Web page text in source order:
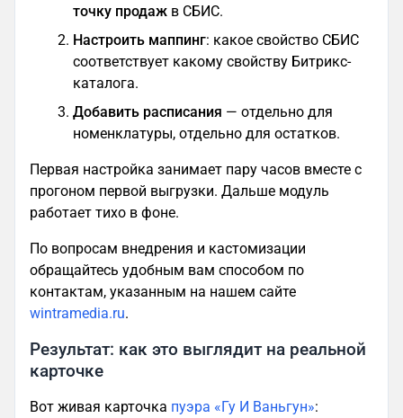
точку продаж в СБИС.
Настроить маппинг: какое свойство СБИС
соответствует какому свойству Битрикс-
каталога.
Добавить расписания — отдельно для
номенклатуры, отдельно для остатков.
Первая настройка занимает пару часов вместе с
прогоном первой выгрузки. Дальше модуль
работает тихо в фоне.
По вопросам внедрения и кастомизации
обращайтесь удобным вам способом по
контактам, указанным на нашем сайте
wintramedia.ru.
Результат: как это выглядит на реальной
карточке
Вот живая карточка пуэра «Гу И Ваньгун»: